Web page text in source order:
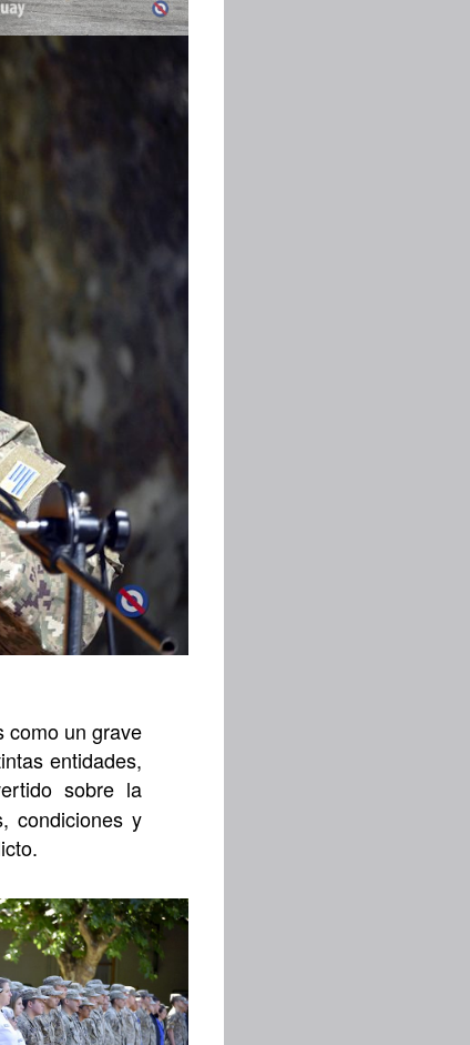
como un grave
entidades,
sobre la
condiciones y